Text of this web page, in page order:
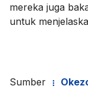
mereka juga
untuk
Sumber